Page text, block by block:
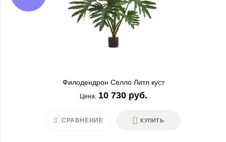
Филодендрон Селло Литл куст
Цена: 10 730 руб.
КУПИТЬ
СРАВНЕНИЕ